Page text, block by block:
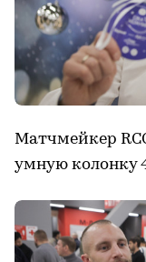
Матчмейкер
умную колонку